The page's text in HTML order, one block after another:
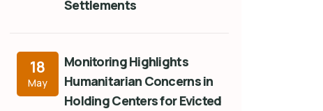
Settlements
18
May
Monitoring Highlights
Humanitarian Concerns in
Holding Centers for Evicted